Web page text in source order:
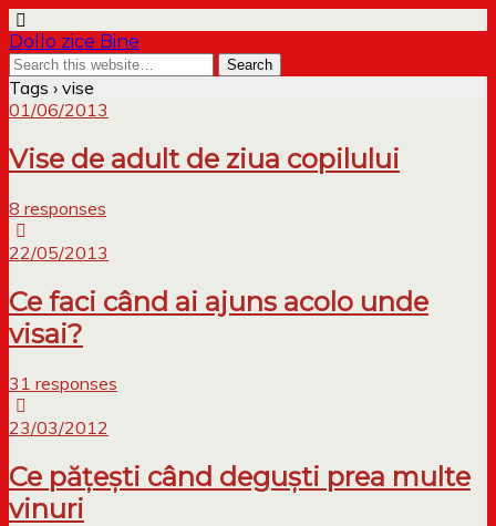
Dollo zice Bine
Tags › vise
01/06/2013
Vise de adult de ziua copilului
8 responses
22/05/2013
Ce faci când ai ajuns acolo unde
visai?
31 responses
23/03/2012
Ce pățești când deguști prea multe
vinuri